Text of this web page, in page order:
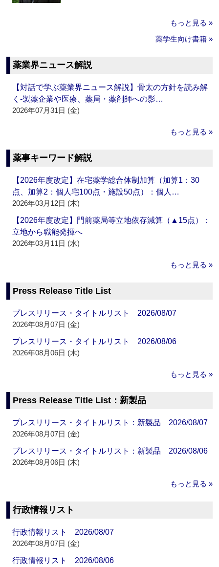
もっと見る »
薬学生向け書籍 »
薬業界ニュース解説
【対話で学ぶ薬業界ニュース解説】骨太の方針を読み解
く‐製薬企業や医療、薬局・薬剤師への影…
2026年07月31日 (金)
もっと見る »
薬事キーワード解説
【2026年度改定】在宅薬学総合体制加算（加算1：30
点、加算2：個人宅100点・施設50点）：個人…
2026年03月12日 (木)
【2026年度改定】門前薬局等立地依存減算（▲15点）：
立地から職能発揮へ
2026年03月11日 (水)
もっと見る »
Press Release Title List
プレスリリース・タイトルリスト 2026/08/07
2026年08月07日 (金)
プレスリリース・タイトルリスト 2026/08/06
2026年08月06日 (木)
もっと見る »
Press Release Title List：新製品
プレスリリース・タイトルリスト：新製品 2026/08/07
2026年08月07日 (金)
プレスリリース・タイトルリスト：新製品 2026/08/06
2026年08月06日 (木)
もっと見る »
行政情報リスト
行政情報リスト 2026/08/07
2026年08月07日 (金)
行政情報リスト 2026/08/06